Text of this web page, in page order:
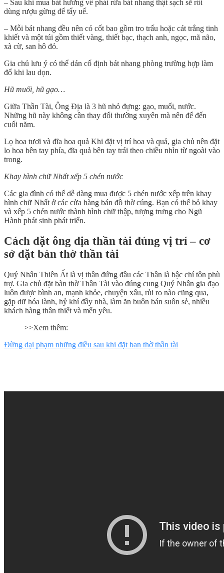
– Sau khi mua bát hương về phải rửa bát nhang thật sạch sẽ rồi
dùng rượu gừng để tẩy uế.
– Mỗi bát nhang đều nên có cốt bao gồm tro trấu hoặc cát trắng tinh
khiết và một túi gồm thiết vàng, thiết bạc, thạch anh, ngọc, mã não,
xà cừ, san hô đỏ.
Gia chủ lưu ý có thể dán cố định bát nhang phòng trường hợp làm
đổ khi lau dọn.
Hũ muối, hũ gạo…
Giữa Thần Tài, Ông Địa là 3 hũ nhỏ đựng: gạo, muối, nước.
Những hũ này không cần thay đổi thường xuyên mà nên để đến
cuối năm.
Lọ hoa tươi và đĩa hoa quả Khi đặt vị trí hoa và quả, gia chủ nên đặt
lo hoa bên tay phía, đĩa quả bên tay trái theo chiều nhìn từ ngoài vào
trong.
Khay hình chữ Nhất xếp 5 chén nước
Các gia đình có thể dễ dàng mua được 5 chén nước xếp trên khay
hình chữ Nhất ở các cửa hàng bán đồ thờ cúng. Bạn có thể bỏ khay
và xếp 5 chén nước thành hình chữ thập, tượng trưng cho Ngũ
Hành phát sinh phát triển.
Cách đặt ông địa thần tài đúng vị trí – cơ
sở đặt bàn thờ thần tài
Quý Nhân Thiên Ất là vị thần đứng đầu các Thần là bậc chí tôn phù
trợ. Gia chủ đặt bàn thờ Thần Tài vào đúng cung Quý Nhân gia đạo
luôn được bình an, mạnh khỏe, chuyện xấu, rủi ro nào cũng qua,
gặp dữ hóa lành, hỷ khí đầy nhà, làm ăn buôn bán suôn sẻ, nhiều
khách hàng thân thiết và mến yêu.
>>Xem thêm:
Đừng dại phạm những điều sau khi đặt ban thờ thần tài